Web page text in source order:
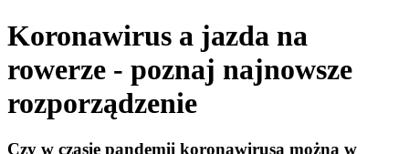
Koronawirus a jazda na
rowerze - poznaj najnowsze
rozporządzenie
Czy w czasie pandemii koronawirusa można w